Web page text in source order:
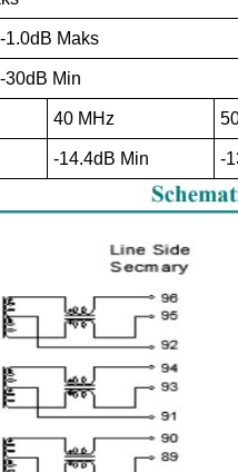
1.0dB Maks
30dB Min
40 MHz
-14.4dB Min -